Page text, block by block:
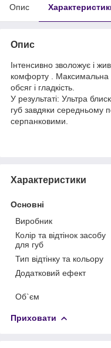
Опис
Опис
Інтенсивно зволожує і
комфорту . Максимальна
обсяг і гладкість.
У результаті: Ультра
губ завдяки середньому
серпанковими.
Характеристики
Основні
Виробник
Колір та відтінок засобу
для губ
Тип відтінку та кольору
Додатковий ефект
Об`єм
Приховати